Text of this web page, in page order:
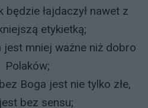
będzie łajdaczył nawet z
etykietką;
jest mniej ważne niż dobro
Polaków;
Boga jest nie tylko złe,
bez sensu;